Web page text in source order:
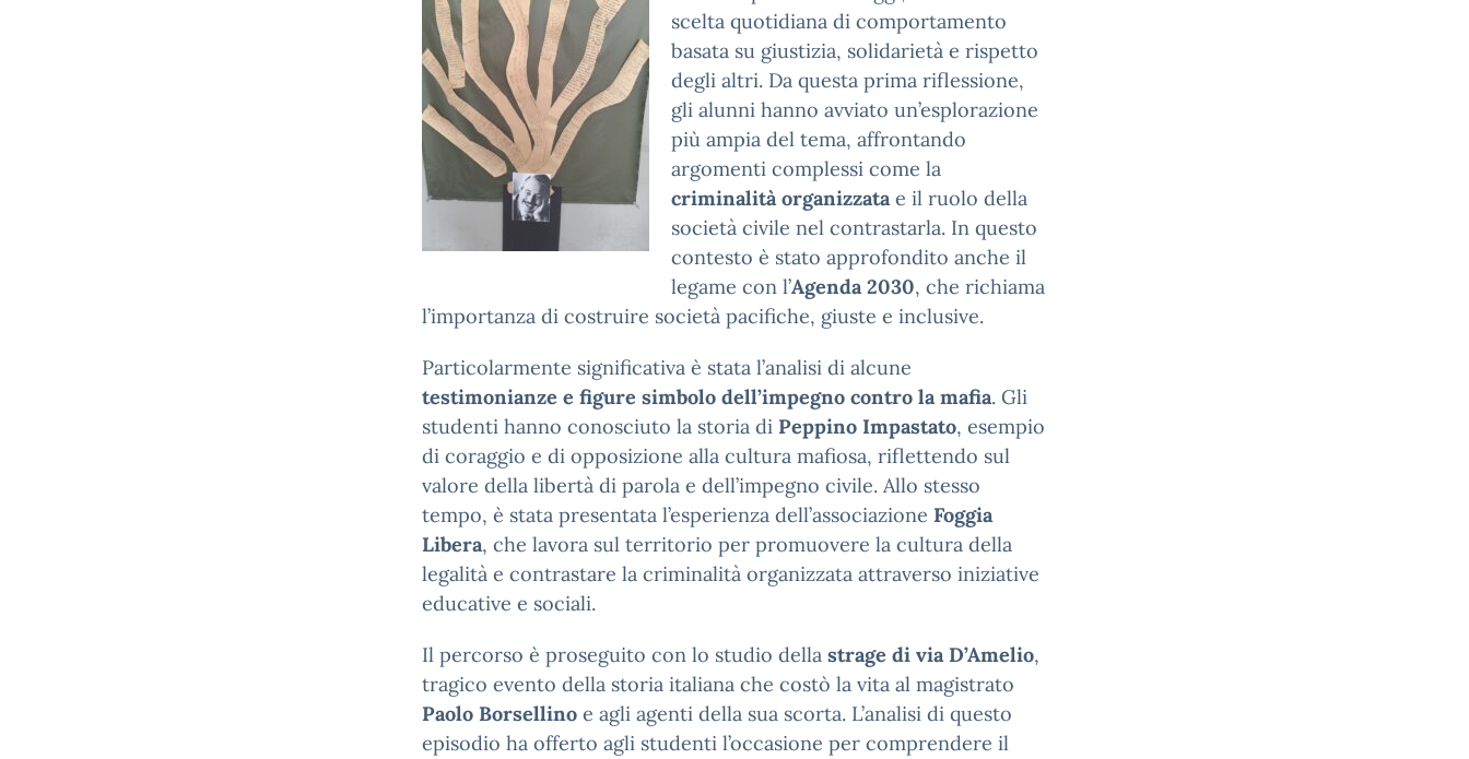
scelta quotidiana di comportamento
basata su giustizia, solidarietà e rispetto
degli altri. Da questa prima riflessione,
gli alunni hanno avviato un’esplorazione
più ampia del tema, affrontando
argomenti complessi come la
criminalità organizzatae il ruolo della
società civile nel contrastarla. In questo
contesto è stato approfondito anche il
legame con l’Agenda 2030, che richiama
l’importanza di costruire società pacifiche, giuste e inclusive.
Particolarmente significativa è stata l’analisi di alcune
testimonianze e figure simbolo dell’impegno contro la mafia. Gli
studenti hanno conosciuto la storia di Peppino Impastato, esempio
di coraggio e di opposizione alla cultura mafiosa, riflettendo sul
valore della libertà di parola e dell’impegno civile. Allo stesso
tempo, è stata presentata l’esperienza dell’associazione Foggia
Libera, che lavora sul territorio per promuovere la cultura della
legalità e contrastare la criminalità organizzata attraverso iniziative
educative e sociali.
Il percorso è proseguito con lo studio della strage di via D’Amelio,
tragico evento della storia italiana che costò la vita al magistrato
Paolo Borsellino e agli agenti della sua scorta. L’analisi di questo
episodio ha offerto agli studenti l’occasione per comprendere il